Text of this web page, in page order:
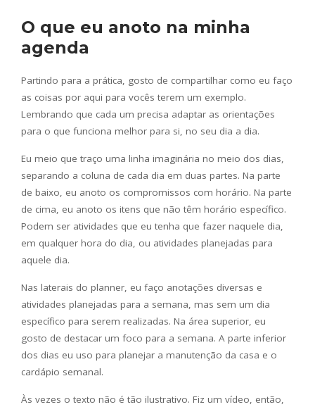
O que eu anoto na minha
agenda
Partindo para a prática, gosto de compartilhar como eu faço
as coisas por aqui para vocês terem um exemplo.
Lembrando que cada um precisa adaptar as orientações
para o que funciona melhor para si, no seu dia a dia.
Eu meio que traço uma linha imaginária no meio dos dias,
separando a coluna de cada dia em duas partes. Na parte
de baixo, eu anoto os compromissos com horário. Na parte
de cima, eu anoto os itens que não têm horário específico.
Podem ser atividades que eu tenha que fazer naquele dia,
em qualquer hora do dia, ou atividades planejadas para
aquele dia.
Nas laterais do planner, eu faço anotações diversas e
atividades planejadas para a semana, mas sem um dia
específico para serem realizadas. Na área superior, eu
gosto de destacar um foco para a semana. A parte inferior
dos dias eu uso para planejar a manutenção da casa e o
cardápio semanal.
Às vezes o texto não é tão ilustrativo. Fiz um vídeo, então,